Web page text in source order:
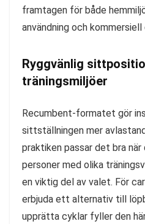
framtagen för både
användning och
Ryggvänlig
träningsmiljöer
Recumbent-formatet gör
sittställningen mer
praktiken passar det bra
personer med olika
en viktig del av valet. För
erbjuda ett alternativ till
upprätta cyklar fyller den